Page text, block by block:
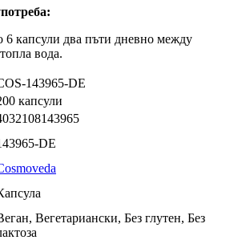
6 капсули два пъти дневно между
вода.
143965-DE
капсули
DE
Вегетариански, Без глутен, Без